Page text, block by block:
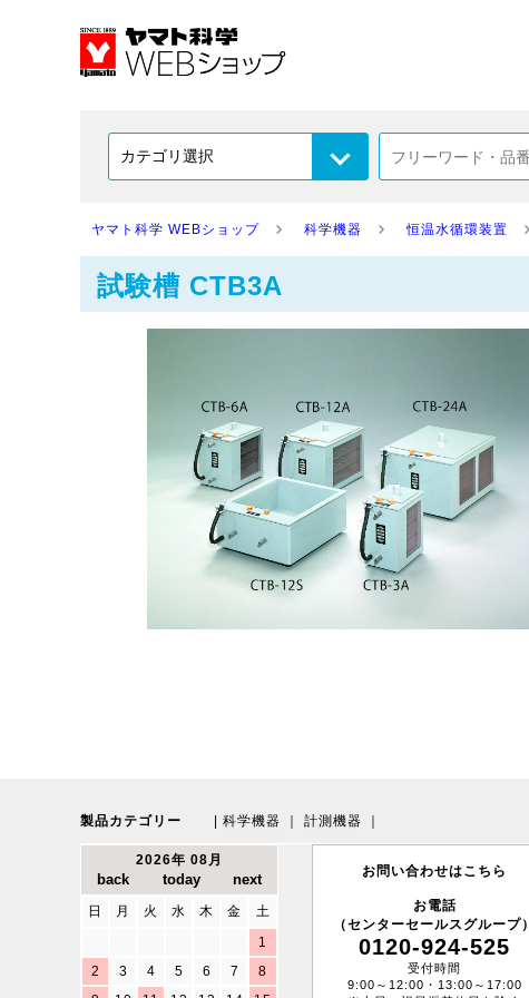
ヤマト科学 WEBショップ 科学機器 恒温水循環装置
試験槽 CTB3A
製品カテゴリー 科学機器 計測機器
2026年 08月
日 月 火 水 木 金
土
1
2
3 4 5 6 7
8
お問い合わせはこちら
お電話
（センターセールスグループ）
0120-924-525
受付時間
9:00～12:00・13:00～17:00